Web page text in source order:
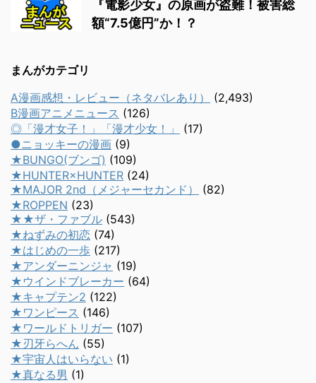
『電影少女』の原画が盗難！被害総
額“7.5億円”か！？
まんがカテゴリ
A漫画感想・レビュー（ネタバレあり）
(2,493)
B漫画アニメニュース (126)
◎「漫才女子！」「漫才少女！」
(17)
●ニョッキーの漫画 (9)
★BUNGO(ブンゴ) (109)
★HUNTER×HUNTER (24)
★MAJOR 2nd（メジャーセカンド）
(82)
★ROPPEN (23)
★★ザ・ファブル (543)
★ねずみの初恋 (74)
★はじめの一歩 (217)
★アンダーニンジャ (19)
★ウインドブレーカー (64)
★キャプテン2 (122)
★ワンピース (146)
★ワールドトリガー (107)
★刃牙らへん (55)
★宇宙人はいらない (1)
★真なる男 (1)